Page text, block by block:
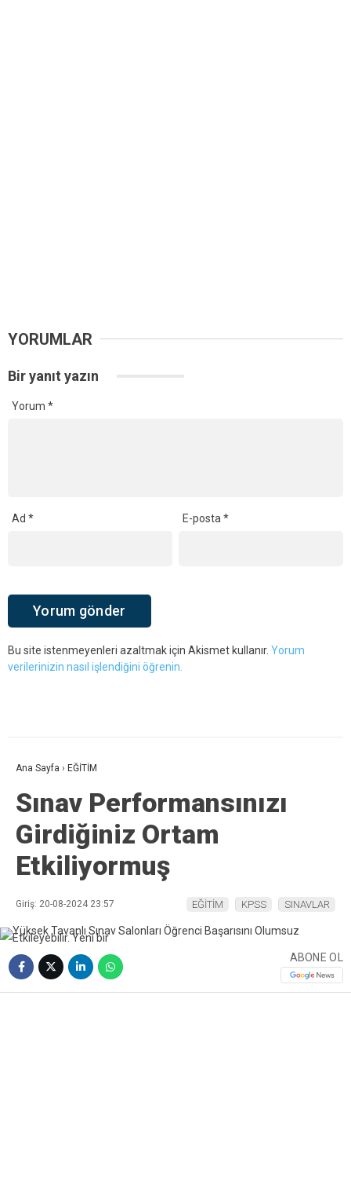
YORUMLAR
Bir yanıt yazın
Yorum *
Ad * E-posta*
Bu site istenmeyenleri azaltmak için Akismet kullanır. Yorum
verilerinizin nasıl işlendiğini öğrenin.
Ana Sayfa › EĞİTİM
Sınav Performansınızı
Girdiğiniz Ortam
Etkiliyormuş
Giriş: 20-08-2024 23:57 EĞİTİM KPSS SINAVLAR
ABONE OL